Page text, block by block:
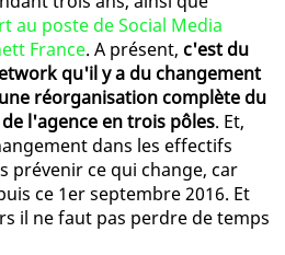
au poste de Social Media
France. A présent, c'est du
qu'il y a du changement
réorganisation complète du
l'agence en trois pôles. Et,
dans les effectifs
prévenir ce qui change, car
ce 1er septembre 2016. Et
il ne faut pas perdre de temps